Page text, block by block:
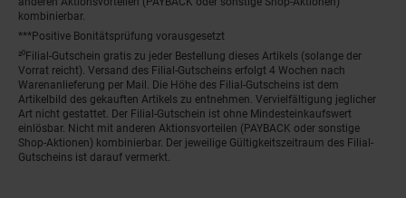
kombinierbar.
***Positive Bonitätsprüfung vorausgesetzt
²⁰Filial-Gutschein gratis zu jeder Bestellung dieses Artikels (solange der
Vorrat reicht). Versand des Filial-Gutscheins erfolgt 4 Wochen nach
Warenanlieferung per Mail. Die Höhe des Filial-Gutscheins ist dem
Artikelbild des gekauften Artikels zu entnehmen. Vervielfältigung jeglicher
Art nicht gestattet. Der Filial-Gutschein ist ohne Mindesteinkaufswert
einlösbar. Nicht mit anderen Aktionsvorteilen (PAYBACK oder sonstige
Shop-Aktionen) kombinierbar. Der jeweilige Gültigkeitszeitraum des Filial-
Gutscheins ist darauf vermerkt.